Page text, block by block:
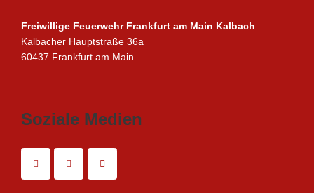
Freiwillige Feuerwehr Frankfurt am Main Kalbach
Kalbacher Hauptstraße 36a
60437 Frankfurt am Main
Soziale Medien